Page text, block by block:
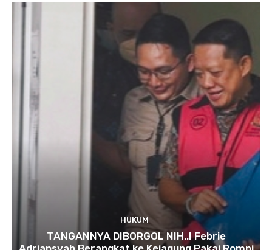
HUKUM
TANGANNYA DIBORGOL NIH..! Febrie